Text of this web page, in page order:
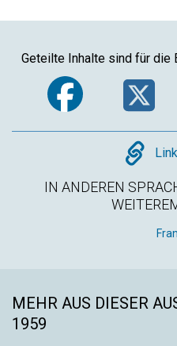
Geteilte Inhalte sind für die
IN ANDEREN
MEHR AUS DIESER
1959